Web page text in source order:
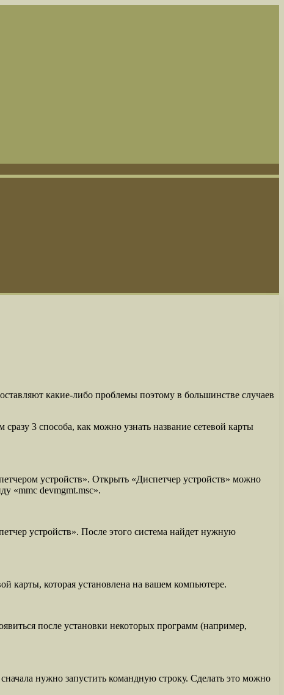
какие-либо проблемы поэтому в большинстве случаев
3 способа, как можно узнать название сетевой карты
устройств». Открыть «Диспетчер устройств» можно
«mmc devmgmt.msc».
устройств». После этого система найдет нужную
карты, которая установлена на вашем компьютере.
после установки некоторых программ (например,
нужно запустить командную строку. Сделать это можно